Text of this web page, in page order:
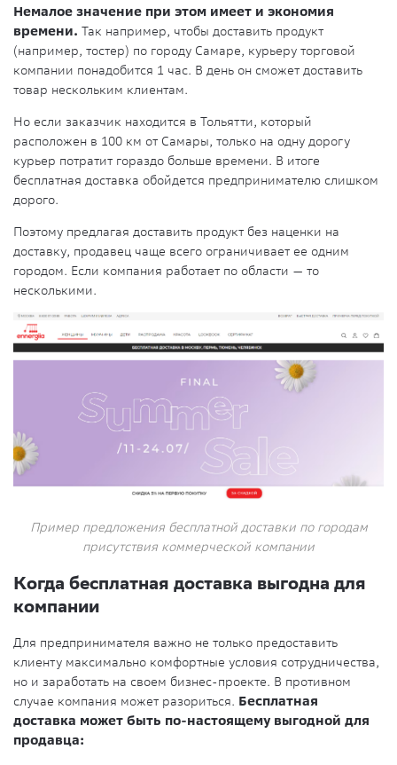
Немалое значение при этом имеет и экономия
времени. Так например, чтобы доставить продукт
(например, тостер) по городу Самаре, курьеру торговой
компании понадобится 1 час. В день он сможет доставить
товар нескольким клиентам.
Но если заказчик находится в Тольятти, который
расположен в 100 км от Самары, только на одну дорогу
курьер потратит гораздо больше времени. В итоге
бесплатная доставка обойдется предпринимателю слишком
дорого.
Поэтому предлагая доставить продукт без наценки на
доставку, продавец чаще всего ограничивает ее одним
городом. Если компания работает по области — то
несколькими.
Пример предложения бесплатной доставки по городам
присутствия коммерческой компании
Когда бесплатная доставка выгодна для
компании
Для предпринимателя важно не только предоставить
клиенту максимально комфортные условия сотрудничества,
но и заработать на своем бизнес-проекте. В противном
случае компания может разориться. Бесплатная
доставка может быть по-настоящему выгодной для
продавца: